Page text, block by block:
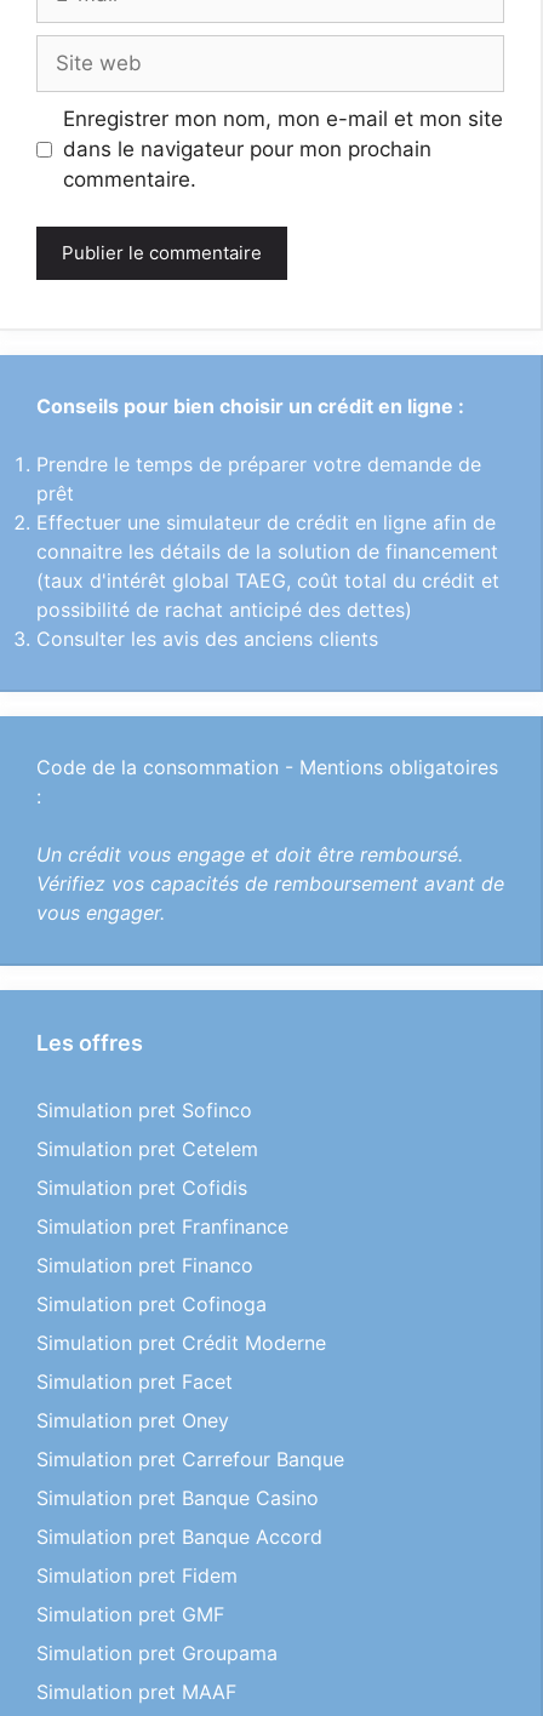
Site
web
Enregistrer mon nom, mon e-mail et mon site
dans le navigateur pour mon prochain
commentaire.
Conseils pour bien choisir un crédit en ligne :
Prendre le temps de préparer votre demande de
prêt
Effectuer une simulateur de crédit en ligne afin de
connaitre les détails de la solution de financement
(taux d'intérêt global TAEG, coût total du crédit et
possibilité de rachat anticipé des dettes)
Consulter les avis des anciens clients
Code de la consommation - Mentions obligatoires
:
Un crédit vous engage et doit être remboursé.
Vérifiez vos capacités de remboursement avant de
vous engager.
Les offres
Simulation pret Sofinco
Simulation pret Cetelem
Simulation pret Cofidis
Simulation pret Franfinance
Simulation pret Financo
Simulation pret Cofinoga
Simulation pret Crédit Moderne
Simulation pret Facet
Simulation pret Oney
Simulation pret Carrefour Banque
Simulation pret Banque Casino
Simulation pret Banque Accord
Simulation pret Fidem
Simulation pret GMF
Simulation pret Groupama
Simulation pret MAAF